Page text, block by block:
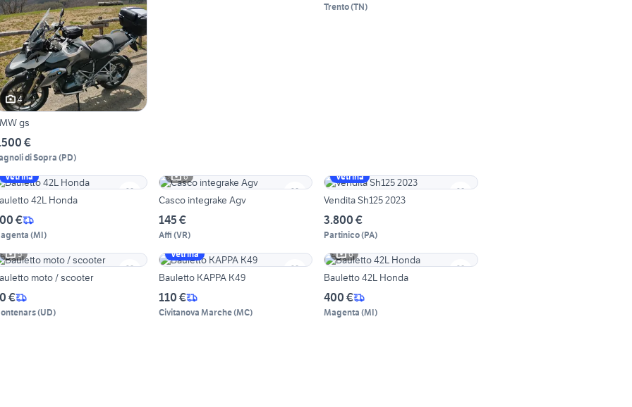
4
gs
€
di Sopra (PD)
Trento(TN)
Vetrina
42L Honda
€
(MI)
6
Casco integrake Agv
145 €
Affi (VR)
Vetrina
Vendita Sh125 2023
3.800 €
Partinico(PA)
5
moto / scooter
€
(UD)
Vetrina
Bauletto KAPPA K49
110 €
Civitanova Marche(MC)
6
Bauletto 42L Honda
400 €
Magenta (MI)